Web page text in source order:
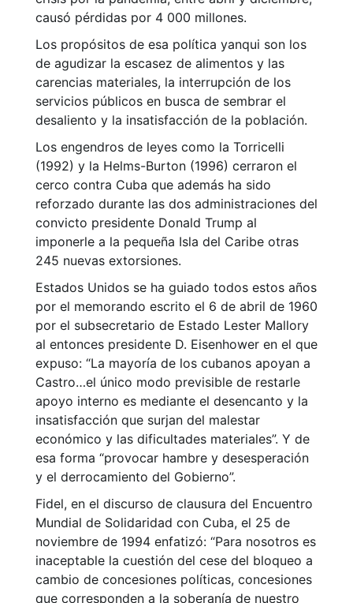
causó pérdidas por 4 000 millones.
Los propósitos de esa política yanqui son los
de agudizar la escasez de alimentos y las
carencias materiales, la interrupción de los
servicios públicos en busca de sembrar el
desaliento y la insatisfacción de la población.
Los engendros de leyes como la Torricelli
(1992) y la Helms-Burton (1996) cerraron el
cerco contra Cuba que además ha sido
reforzado durante las dos administraciones del
convicto presidente Donald Trump al
imponerle a la pequeña Isla del Caribe otras
245 nuevas extorsiones.
Estados Unidos se ha guiado todos estos años
por el memorando escrito el 6 de abril de 1960
por el subsecretario de Estado Lester Mallory
al entonces presidente D. Eisenhower en el que
expuso: “La mayoría de los cubanos apoyan a
Castro…el único modo previsible de restarle
apoyo interno es mediante el desencanto y la
insatisfacción que surjan del malestar
económico y las dificultades materiales”. Y de
esa forma “provocar hambre y desesperación
y el derrocamiento del Gobierno”.
Fidel, en el discurso de clausura del Encuentro
Mundial de Solidaridad con Cuba, el 25 de
noviembre de 1994 enfatizó: “Para nosotros es
inaceptable la cuestión del cese del bloqueo a
cambio de concesiones políticas, concesiones
que corresponden a la soberanía de nuestro